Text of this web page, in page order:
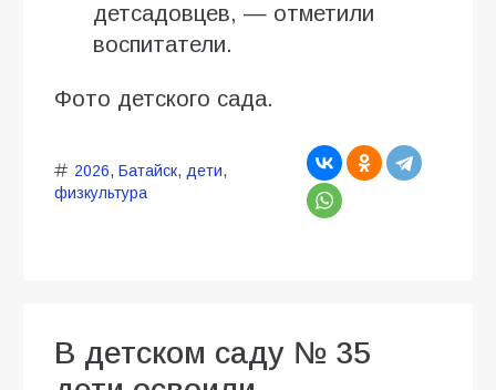
детсадовцев, — отметили
воспитатели.
Фото детского сада.
2026, Батайск, дети,
физкультура
В детском саду № 35